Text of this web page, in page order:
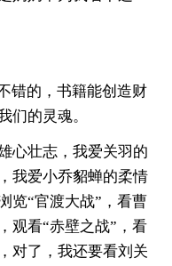
的，书籍能创造财
们的灵魂。
壮志，我爱关羽的
我爱小乔貂蝉的柔情
“官渡大战”，看曹
观看“赤壁之战”，看
对了，我还要看刘关